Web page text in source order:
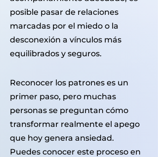
posible pasar de relaciones
marcadas por el miedo o la
desconexión a vínculos más
equilibrados y seguros.
Reconocer los patrones es un
primer paso, pero muchas
personas se preguntan cómo
transformar realmente el apego
que hoy genera ansiedad.
Puedes conocer este proceso en